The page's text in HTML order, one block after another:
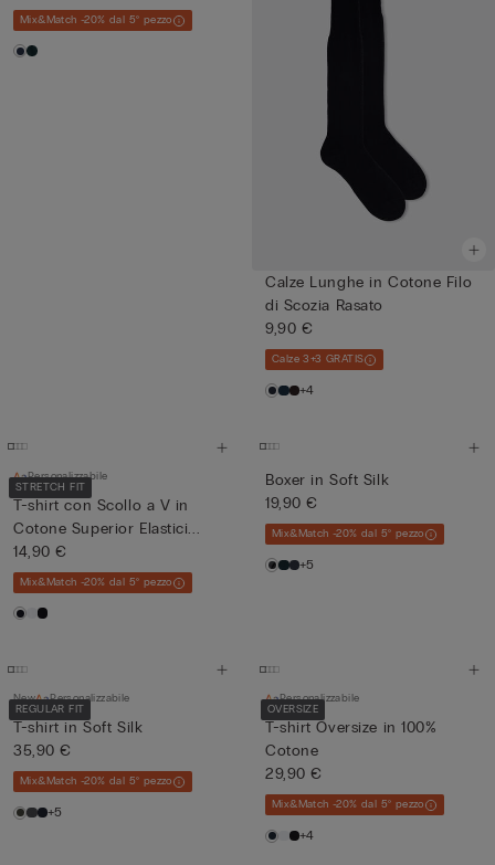
Mix&Match -20% dal 5° pezzo
Calze Lunghe in Cotone Filo
di Scozia Rasato
9,90 €
Calze 3+3 GRATIS
+4
STRETCH FIT
Personalizzabile
T-shirt con Scollo a V in
Cotone Superior Elastici...
14,90 €
Mix&Match -20% dal 5° pezzo
Boxer in Soft Silk
19,90 €
Mix&Match -20% dal 5° pezzo
+5
REGULAR FIT
New Personalizzabile
T-shirt in Soft Silk
35,90 €
Mix&Match -20% dal 5° pezzo
+5
OVERSIZE
Personalizzabile
T-shirt Oversize in 100%
Cotone
29,90 €
Mix&Match -20% dal 5° pezzo
+4